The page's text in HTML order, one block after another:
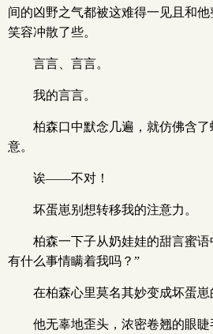
间的凶野之气都被这难得一见且和
笑容冲散了些。
言言、言言。
我的言言。
柏森口中默念几遍，就仿佛含
意。
诶——不对！
坏蛋崽别想转移我的注意力。
柏森一下子从奶娃娃的甜言蜜
有什么事情瞒着我吗？”
在柏森心里莫名其妙变成坏蛋崽
他无辜地歪头，浓密卷翘的眼